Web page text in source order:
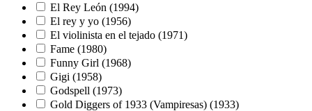
El Rey León (1994)
El rey y yo (1956)
El violinista en el tejado (1971)
Fame (1980)
Funny Girl (1968)
Gigi (1958)
Godspell (1973)
Gold Diggers of 1933 (Vampiresas) (1933)